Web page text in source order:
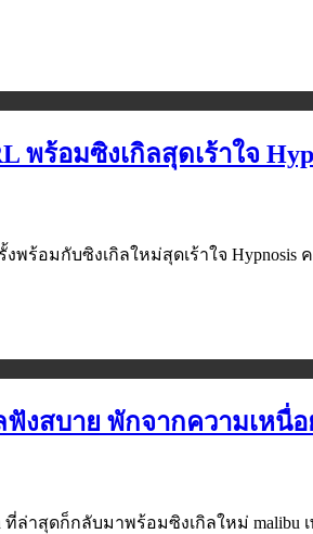
พร้อมซิงเกิลสุดเร้าใจ
ร้อมกับซิงเกิลใหม่สุดเร้าใจ
ฟังสบาย พักจากความเหนื่
ที่ล่าสุดก็กลับมาพร้อมซิงเกิลใหม่